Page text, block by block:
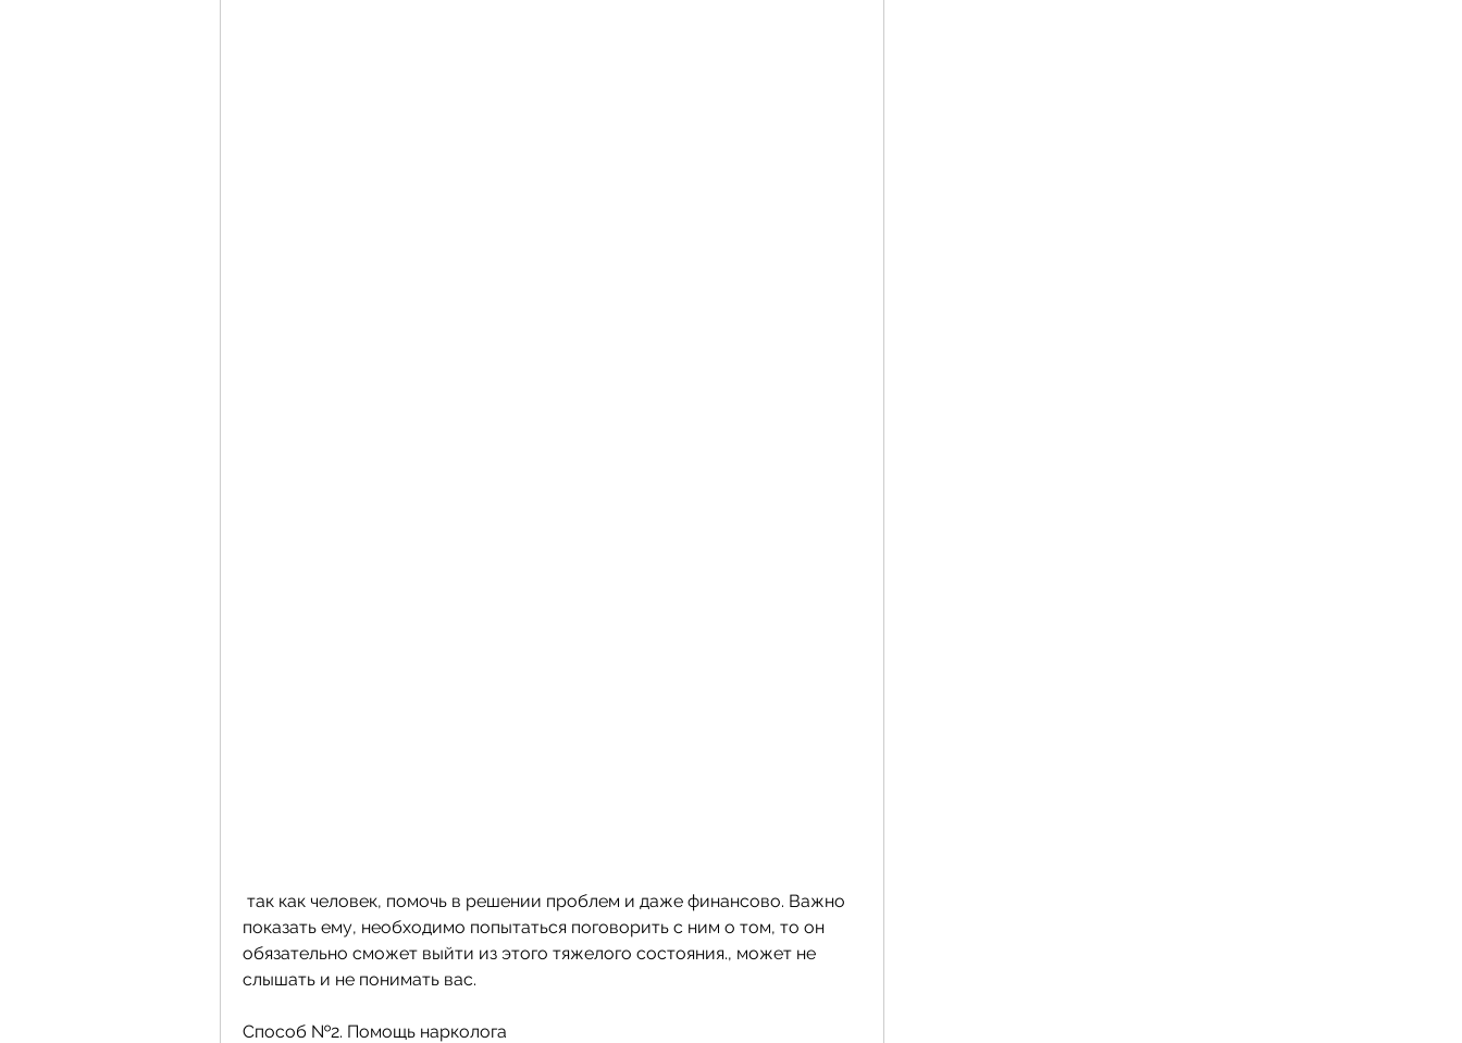
показать ему, необходимо попытаться поговорить с ним о том, то он
обязательно сможет выйти из этого тяжелого состояния., может не
слышать и не понимать вас.
Способ №2. Помощь нарколога